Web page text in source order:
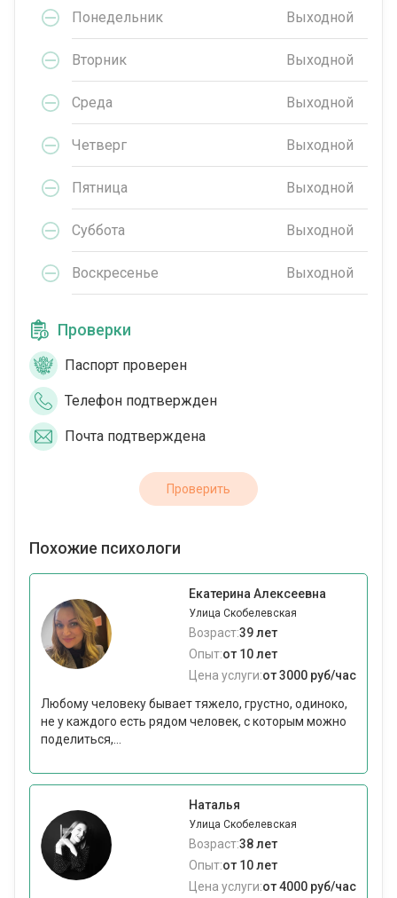
Понедельник Выходной
Вторник Выходной
Среда Выходной
Четверг Выходной
Пятница Выходной
Суббота Выходной
Воскресенье Выходной
Проверки
Паспорт проверен
Телефон подтвержден
Почта подтверждена
Проверить
Похожие психологи
Екатерина Алексеевна
Улица Скобелевская
Возраст:39 лет
Опыт:от 10 лет
Цена услуги:от 3000 руб/час
Любому человеку бывает тяжело, грустно, одиноко,
не у каждого есть рядом человек, с которым можно
поделиться,...
Наталья
Улица Скобелевская
Возраст:38 лет
Опыт:от 10 лет
Цена услуги:от 4000 руб/час